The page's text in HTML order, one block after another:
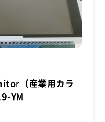
（産業用カラ
YM